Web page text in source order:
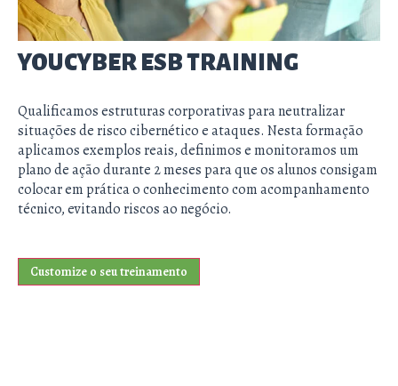
YOUCYBER ESB TRAINING
Qualificamos estruturas corporativas para neutralizar
situações de risco cibernético e ataques. Nesta formação
aplicamos exemplos reais, definimos e monitoramos um
plano de ação durante 2 meses para que os alunos consigam
colocar em prática o conhecimento com acompanhamento
técnico, evitando riscos ao negócio.
Customize o seu treinamento